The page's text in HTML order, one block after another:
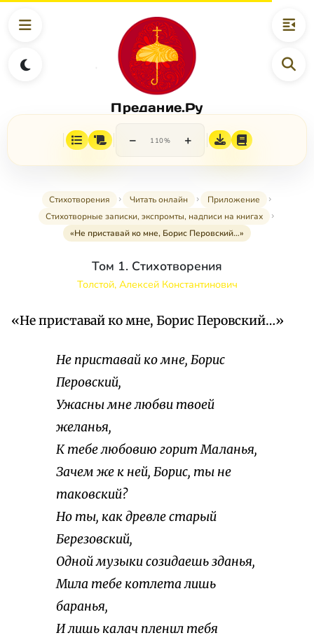
Предание.Ру
− 110% +
Стихотворения Читать онлайн
Приложение
Стихотворные записки, экспромты, надписи на книгах
«Не приставай ко мне, Борис Перовский…»
Том 1. Стихотворения
Толстой, Алексей Константинович
«Не приставай ко мне, Борис Перовский…»
Не приставай ко мне, Борис
Перовский,
Ужасны мне любви твоей
желанья,
К тебе любовию горит Маланья,
Зачем же к ней, Борис, ты не
таковский?
Но ты, как древле старый
Березовский,
Одной музыки созидаешь зданья,
Мила тебе котлета лишь
баранья,
И лишь калач пленил тебя